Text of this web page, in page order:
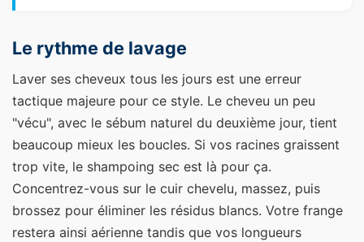
Le rythme de lavage
Laver ses cheveux tous les jours est une erreur
tactique majeure pour ce style. Le cheveu un peu
"vécu", avec le sébum naturel du deuxième jour, tient
beaucoup mieux les boucles. Si vos racines graissent
trop vite, le shampoing sec est là pour ça.
Concentrez-vous sur le cuir chevelu, massez, puis
brossez pour éliminer les résidus blancs. Votre frange
restera ainsi aérienne tandis que vos longueurs